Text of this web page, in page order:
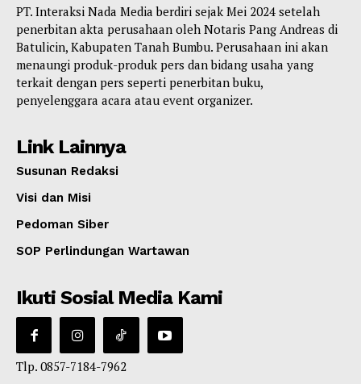
PT. Interaksi Nada Media berdiri sejak Mei 2024 setelah
penerbitan akta perusahaan oleh Notaris Pang Andreas di
Batulicin, Kabupaten Tanah Bumbu. Perusahaan ini akan
menaungi produk-produk pers dan bidang usaha yang
terkait dengan pers seperti penerbitan buku,
penyelenggara acara atau event organizer.
Link Lainnya
Susunan Redaksi
Visi dan Misi
Pedoman Siber
SOP Perlindungan Wartawan
Ikuti Sosial Media Kami
Tlp. 0857-7184-7962